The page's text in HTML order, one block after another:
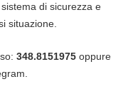
di sicurezza e
situazione.
348.8151975oppure